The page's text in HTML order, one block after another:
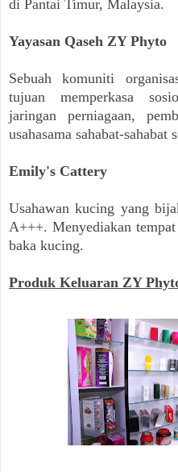
di Pantai Timur, Malaysia.
Yayasan Qaseh ZY Phyto
Sebuah komuniti
tujuan memperkasa
jaringan perniagaan,
usahasama sahabat-sahabat
Emily's Cattery
Usahawan kucing yang
A+++. Menyediakan
baka kucing.
Produk Keluaran ZY